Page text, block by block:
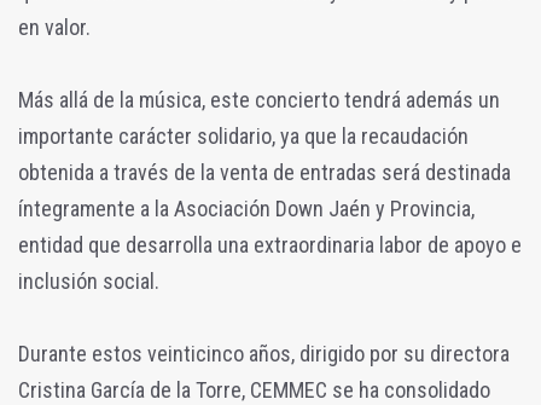
en valor.
Más allá de la música, este concierto tendrá además un
importante carácter solidario, ya que la recaudación
obtenida a través de la venta de entradas será destinada
íntegramente a la Asociación Down Jaén y Provincia,
entidad que desarrolla una extraordinaria labor de apoyo e
inclusión social.
Durante estos veinticinco años, dirigido por su directora
Cristina García de la Torre, CEMMEC se ha consolidado